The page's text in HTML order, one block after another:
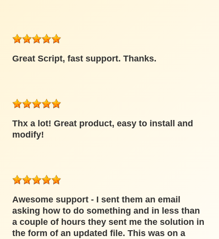
Great Script, fast support. Thanks.
Thx a lot! Great product, easy to install and
modify!
Awesome support - I sent them an email
asking how to do something and in less than
a couple of hours they sent me the solution in
the form of an updated file. This was on a